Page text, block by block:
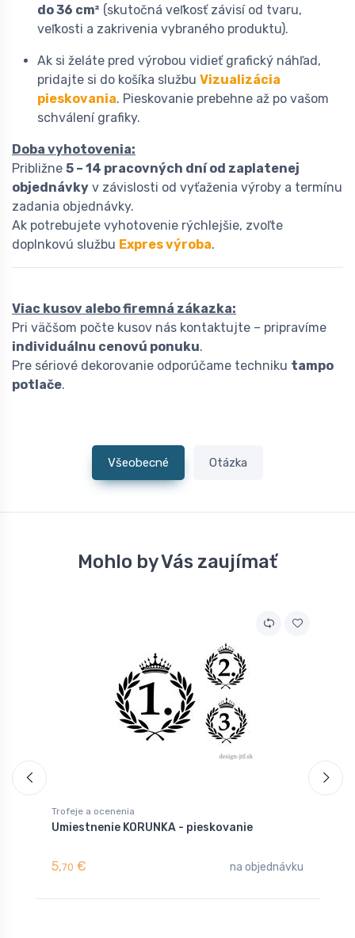
do 36 cm² (skutočná veľkosť závisí od tvaru,
veľkosti a zakrivenia vybraného produktu).
Ak si želáte pred výrobou vidieť grafický náhľad,
pridajte si do košíka službu Vizualizácia
pieskovania. Pieskovanie prebehne až po vašom
schválení grafiky.
Doba vyhotovenia:
Približne 5 – 14 pracovných dní od zaplatenej
objednávky v závislosti od vyťaženia výroby a termínu
zadania objednávky.
Ak potrebujete vyhotovenie rýchlejšie, zvoľte
doplnkovú službu Expres výroba.
Viac kusov alebo firemná zákazka:
Pri väčšom počte kusov nás kontaktujte – pripravíme
individuálnu cenovú ponuku.
Pre sériové dekorovanie odporúčame techniku tampo
potlače.
Všeobecné Otázka
Mohlo by Vás zaujímať
Trofeje a ocenenia
Umiestnenie KORUNKA - pieskovanie
5,70 € na objednávku